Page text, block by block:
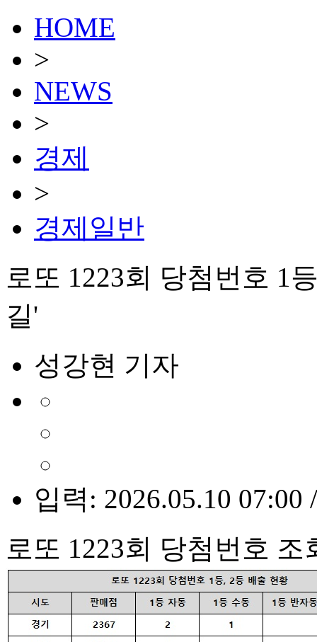
HOME
>
NEWS
>
경제
>
경제일반
로또 1223회 당첨번호 1
길'
성강현 기자
입력: 2026.05.10 07:00
로또 1223회 당첨번호